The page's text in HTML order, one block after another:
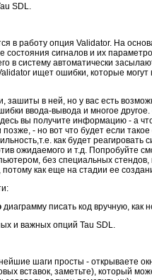
SDL.
в работу опция Validator. На
сигналов и их
в систему автоматически
ищет ошибки, которые
в ней, но у вас есть
ввода-вывода и многое
вы получите информацию - а
- но вот что будет если
как будет
ожидаемого и т.д. Попробуйте
без специальных
как еще на стадии ее
диаграмму писать код вручную,
и важных опций Tau SDL.
шаги просты - открываете
вставок, заметьте), который